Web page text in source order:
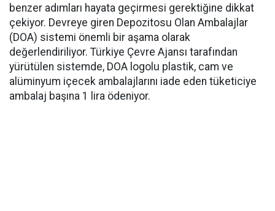
benzer adımları hayata geçirmesi gerektiğine dikkat
çekiyor. Devreye giren Depozitosu Olan Ambalajlar
(DOA) sistemi önemli bir aşama olarak
değerlendiriliyor. Türkiye Çevre Ajansı tarafından
yürütülen sistemde, DOA logolu plastik, cam ve
alüminyum içecek ambalajlarını iade eden tüketiciye
ambalaj başına 1 lira ödeniyor.